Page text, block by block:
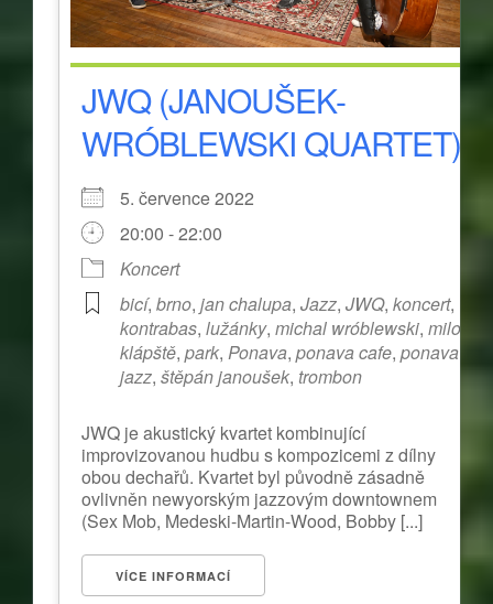
JWQ (JANOUŠEK-
WRÓBLEWSKI QUARTET)
5. července 2022
20:00 - 22:00
Koncert
bicí,brno,jan chalupa,Jazz,JWQ,koncert,
kontrabas,lužánky,michal wróblewski,miloš
klápště,park,Ponava,ponava cafe,ponava
jazz,štěpán janoušek, trombon
JWQ je akustický kvartet kombinující
improvizovanou hudbu s kompozicemi z dílny
obou dechařů. Kvartet byl původně zásadně
ovlivněn newyorským jazzovým downtownem
(Sex Mob, Medeski-Martin-Wood, Bobby [...]
VÍCE INFORMACÍ